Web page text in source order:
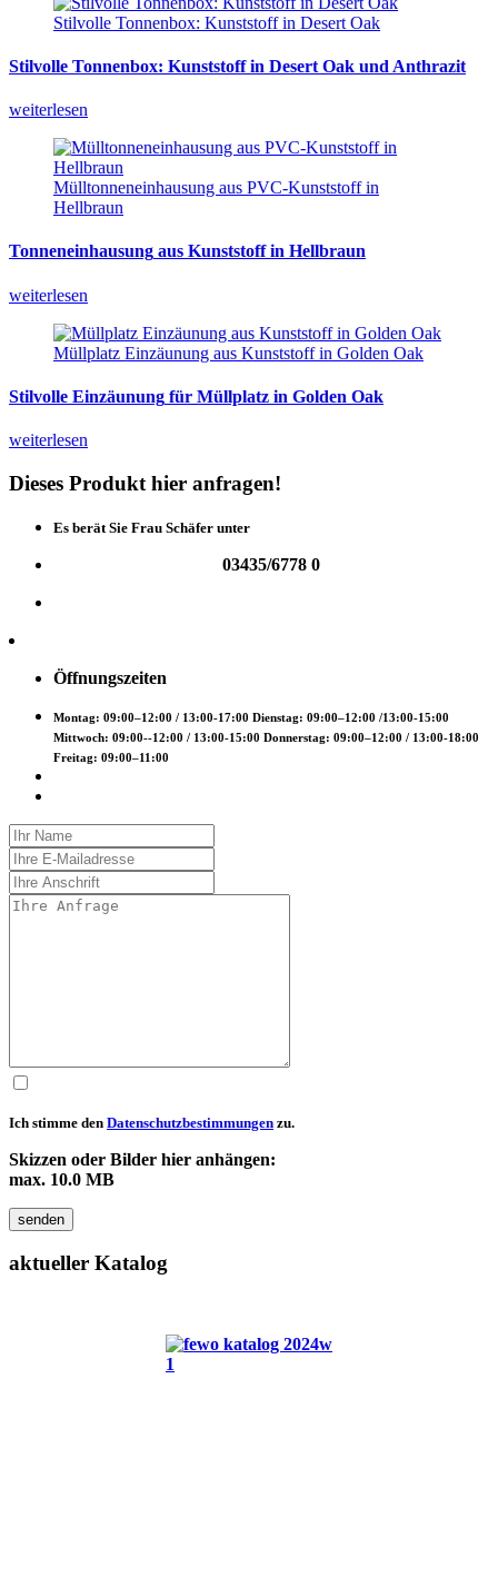
Stilvolle Tonnenbox: Kunststoff in Desert Oak
Stilvolle Tonnenbox: Kunststoff in Desert Oak und Anthrazit
weiterlesen
Mülltonneneinhausung aus PVC-Kunststoff in
Hellbraun
Tonneneinhausung aus Kunststoff in Hellbraun
weiterlesen
Müllplatz Einzäunung aus Kunststoff in Golden Oak
Stilvolle Einzäunung für Müllplatz in Golden Oak
weiterlesen
Dieses Produkt hier anfragen!
Es berät Sie Frau Schäfer unter
03435/6778 0
Öffnungszeiten
Montag: 09:00–12:00 / 13:00-17:00 Dienstag: 09:00–12:00 /13:00-15:00
Mittwoch: 09:00--12:00 / 13:00-15:00 Donnerstag: 09:00–12:00 / 13:00-18:00
Freitag: 09:00–11:00
Ich stimme den Datenschutzbestimmungen zu.
Skizzen oder Bilder hier anhängen:
max. 10.0 MB
senden
aktueller Katalog